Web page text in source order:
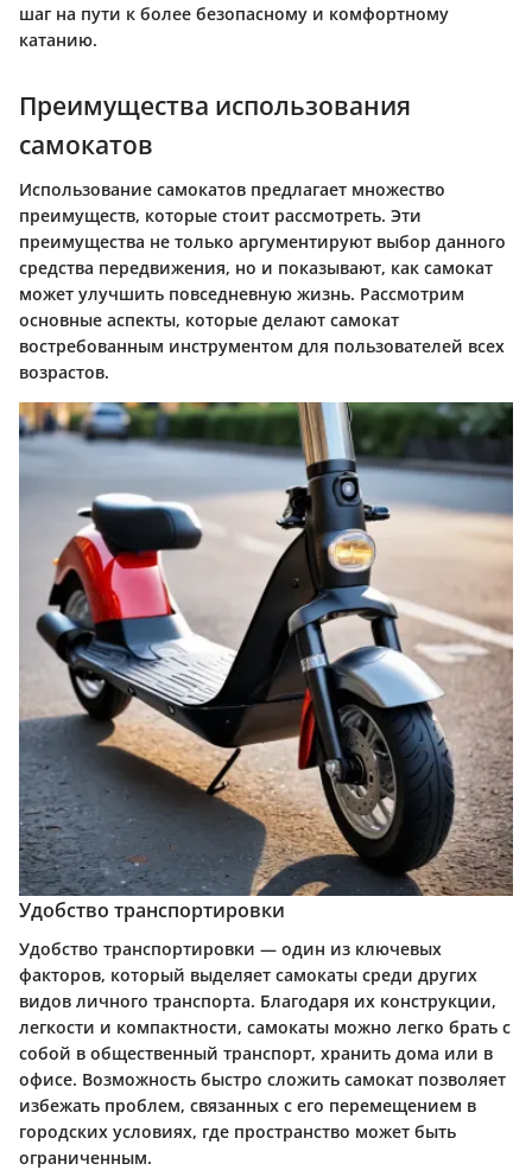
шаг на пути к более безопасному и комфортному
катанию.
Преимущества использования
самокатов
Использование самокатов предлагает множество
преимуществ, которые стоит рассмотреть. Эти
преимущества не только аргументируют выбор данного
средства передвижения, но и показывают, как самокат
может улучшить повседневную жизнь. Рассмотрим
основные аспекты, которые делают самокат
востребованным инструментом для пользователей всех
возрастов.
Удобство транспортировки
Удобство транспортировки — один из ключевых
факторов, который выделяет самокаты среди других
видов личного транспорта. Благодаря их конструкции,
легкости и компактности, самокаты можно легко брать с
собой в общественный транспорт, хранить дома или в
офисе. Возможность быстро сложить самокат позволяет
избежать проблем, связанных с его перемещением в
городских условиях, где пространство может быть
ограниченным.